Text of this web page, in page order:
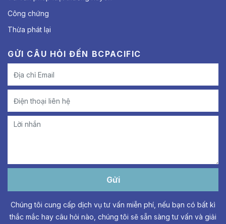
Công chứng
Thừa phát lại
GỬI CÂU HỎI ĐẾN BCPACIFIC
Gửi
Chúng tôi cung cấp dịch vụ tư vấn miễn phí, nếu bạn có bất kì
thắc mắc hay câu hỏi nào, chúng tôi sẽ sẵn sàng tư vấn và giải